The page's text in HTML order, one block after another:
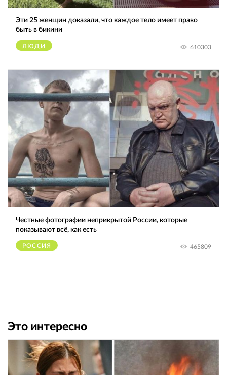
Эти 25 женщин доказали, что каждое тело имеет право
быть в бикини
ЛЮДИ 610303
Честные фотографии неприкрытой России, которые
показывают всё, как есть
РОССИЯ 465809
Это интересно